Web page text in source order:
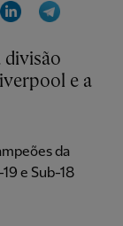
divisão
e a
da
e Sub-18